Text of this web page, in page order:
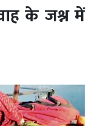
के जश्न में